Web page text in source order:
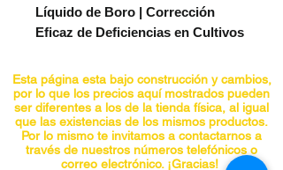
Líquido de Boro | Corrección
Eficaz de Deficiencias en Cultivos
MICRO-BORO®
es un fertilizante
líquido de alta eficiencia, formulado
para corregir y prevenir deficiencias
de boro (B)en una amplia variedad
de cultivos. Su aplicación foliar
Esta página esta bajo construcción y cambios,
por lo que los precios aquí mostrados pueden
ser diferentes a los de la tienda física, al igual
que las existencias de los mismos productos.
Por lo mismo te invitamos a contactarnos a
través de nuestros números telefónicos o
correo electrónico. ¡Gracias!